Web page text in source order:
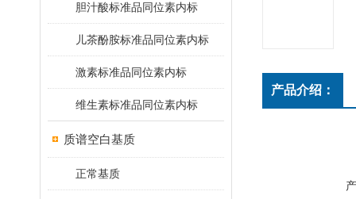
胆汁酸标准品同位素内标
儿茶酚胺标准品同位素内标
激素标准品同位素内标
维生素标准品同位素内标
质谱空白基质
正常基质
产品介绍：